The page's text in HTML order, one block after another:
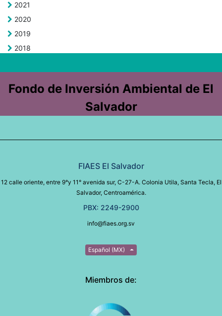
2021
2020
2019
2018
Fondo de Inversión Ambiental de El
Salvador
FIAES El Salvador
12 calle oriente, entre 9°y 11° avenida sur, C-27-A. Colonia Utila, Santa Tecla, El
Salvador, Centroamérica.
PBX: 2249-2900
info@fiaes.org.sv
Español (MX)
Miembros de: